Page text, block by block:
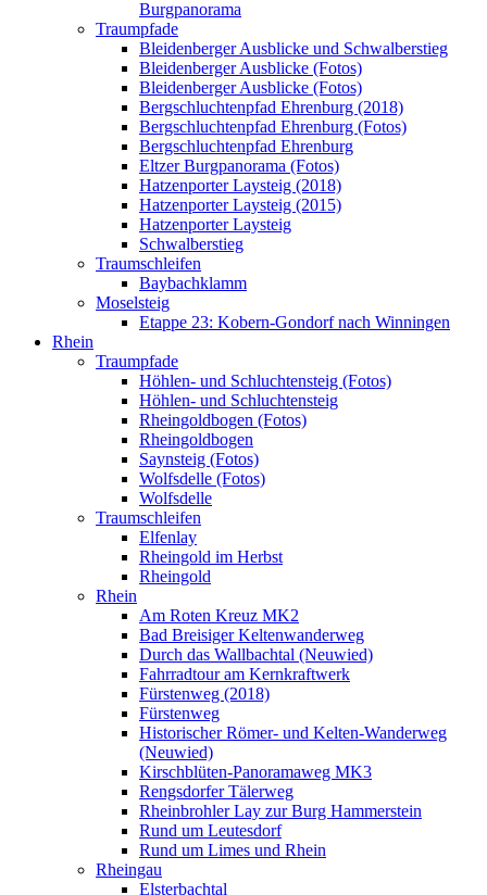
Burgpanorama
Traumpfade
Bleidenberger Ausblicke und Schwalberstieg
Bleidenberger Ausblicke (Fotos)
Bleidenberger Ausblicke (Fotos)
Bergschluchtenpfad Ehrenburg (2018)
Bergschluchtenpfad Ehrenburg (Fotos)
Bergschluchtenpfad Ehrenburg
Eltzer Burgpanorama (Fotos)
Hatzenporter Laysteig (2018)
Hatzenporter Laysteig (2015)
Hatzenporter Laysteig
Schwalberstieg
Traumschleifen
Baybachklamm
Moselsteig
Etappe 23: Kobern-Gondorf nach Winningen
Rhein
Traumpfade
Höhlen- und Schluchtensteig (Fotos)
Höhlen- und Schluchtensteig
Rheingoldbogen (Fotos)
Rheingoldbogen
Saynsteig (Fotos)
Wolfsdelle (Fotos)
Wolfsdelle
Traumschleifen
Elfenlay
Rheingold im Herbst
Rheingold
Rhein
Am Roten Kreuz MK2
Bad Breisiger Keltenwanderweg
Durch das Wallbachtal (Neuwied)
Fahrradtour am Kernkraftwerk
Fürstenweg (2018)
Fürstenweg
Historischer Römer- und Kelten-Wanderweg
(Neuwied)
Kirschblüten-Panoramaweg MK3
Rengsdorfer Tälerweg
Rheinbrohler Lay zur Burg Hammerstein
Rund um Leutesdorf
Rund um Limes und Rhein
Rheingau
Elsterbachtal